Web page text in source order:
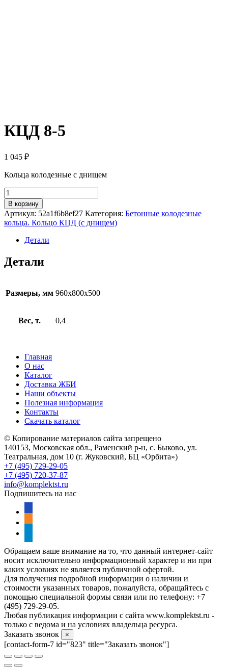
КЦД 8-5
1 045 ₽
Кольца колодезные с днищем
Количество
товара
КЦД
8-
5
В корзину
Артикул: 52a1f6b8ef27 Категория: Бетонные колодезные
кольца. Кольцо КЦД (с днищем)
Детали
Детали
Размеры, мм 960x800x500
Вес, т. 0,4
Главная
О нас
Каталог
Доставка ЖБИ
Наши объекты
Полезная информация
Контакты
Скачать каталог
© Копирование материалов сайта запрещено
140153, Московская обл., Раменский р-н, с. Быково, ул.
Театральная, дом 10 (г. Жуковский, БЦ «Орбита»)
+7 (495) 729-29-05
+7 (495) 720-37-87
info@komplektst.ru
Подпишитесь на нас
Обращаем ваше внимание на то, что данный интернет-сайт
носит исключительно информационный характер и ни при
каких условиях не является публичной офертой.
Для получения подробной информации о наличии и
стоимости указанных товаров, пожалуйста, обращайтесь с
помощью специальной формы связи или по телефону: +7
(495) 729-29-05.
Любая публикация информации с сайта www.komplektst.ru -
только с ведома и на условиях владельца ресурса.
Заказать звонок
×
[contact-form-7 id="823" title="Заказать звонок"]